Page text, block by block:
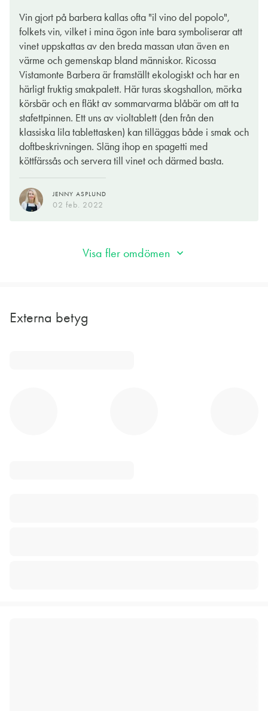
Vin gjort på barbera kallas ofta "il vino del popolo",
folkets vin, vilket i mina ögon inte bara symboliserar att
vinet uppskattas av den breda massan utan även en
värme och gemenskap bland människor. Ricossa
Vistamonte Barbera är framställt ekologiskt och har en
härligt fruktig smakpalett. Här turas skogshallon, mörka
körsbär och en fläkt av sommarvarma blåbär om att ta
stafettpinnen. Ett uns av violtablett (den från den
klassiska lila tablettasken) kan tilläggas både i smak och
doftbeskrivningen. Släng ihop en spagetti med
köttfärssås och servera till vinet och därmed basta.
JENNY ASPLUND
02 feb. 2022
Visa fler omdömen
Externa betyg